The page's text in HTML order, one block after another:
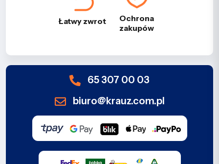
Łatwy zwrot
Ochrona
zakupów
65 307 00 03
biuro@krauz.com.pl